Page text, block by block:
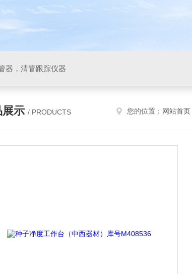
器，清管跟踪仪器
展示 / PRODUCTS 您的位置： 网站首页